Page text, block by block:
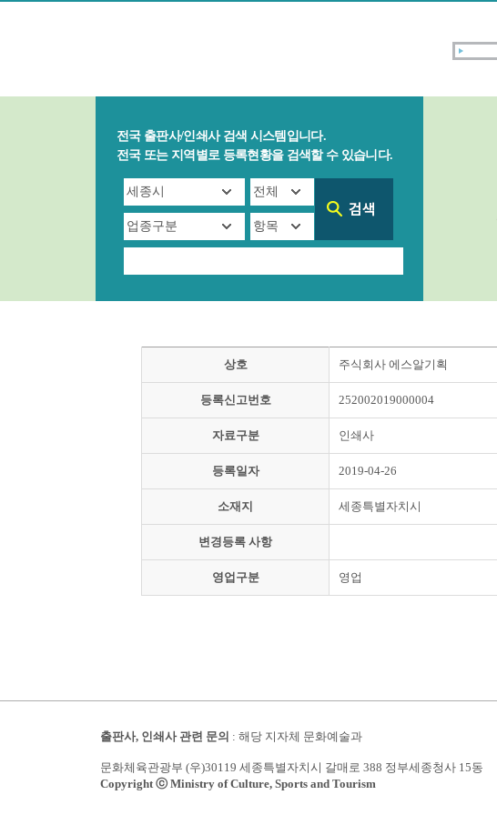
전국 출판사/인쇄사 검색 시스템입니다.
전국 또는 지역별로 등록현황을 검색할 수 있습니다.
상호 주식회사 에스알기획
등록신고번호 252002019000004
자료구분 인쇄사
등록일자 2019-04-26
소재지 세종특별자치시
변경등록 사항
영업구분 영업
출판사, 인쇄사 관련 문의 : 해당 지자체 문화예술과
문화체육관광부 (우)30119 세종특별자치시 갈매로 388 정부세종청사 15동
Copyright ⓒ Ministry of Culture, Sports and Tourism